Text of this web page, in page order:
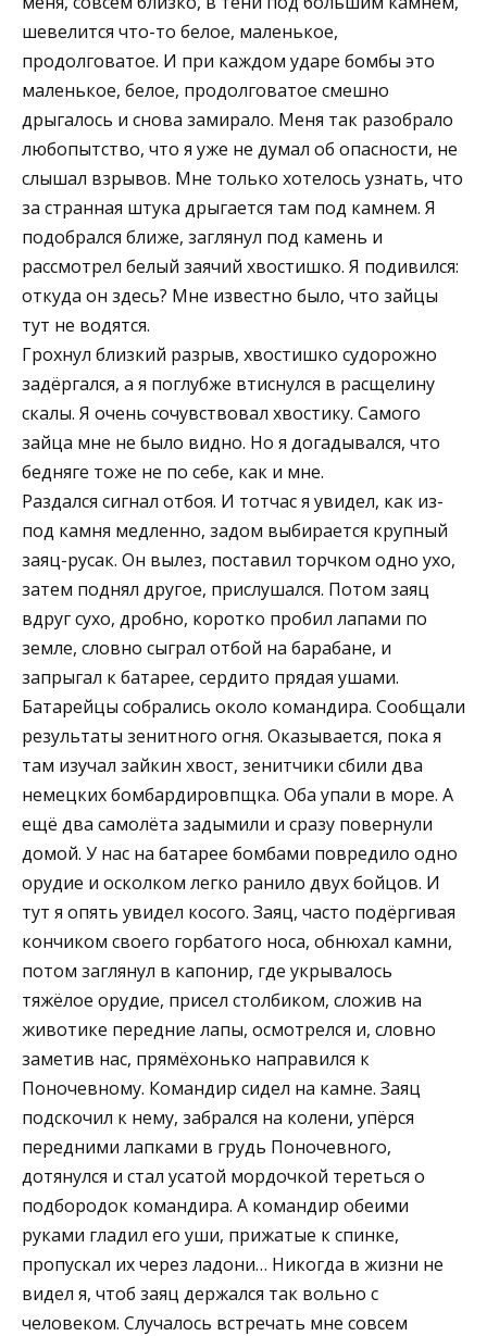
шевелится что-то белое, маленькое,
продолговатое. И при каждом ударе бомбы это
маленькое, белое, продолговатое смешно
дрыгалось и снова замирало. Меня так разобрало
любопытство, что я уже не думал об опасности, не
слышал взрывов. Мне только хотелось узнать, что
за странная штука дрыгается там под камнем. Я
подобрался ближе, заглянул под камень и
рассмотрел белый заячий хвостишко. Я подивился:
откуда он здесь? Мне известно было, что зайцы
тут не водятся.
Грохнул близкий разрыв, хвостишко судорожно
задёргался, а я поглубже втиснулся в расщелину
скалы. Я очень сочувствовал хвостику. Самого
зайца мне не было видно. Но я догадывался, что
бедняге тоже не по себе, как и мне.
Раздался сигнал отбоя. И тотчас я увидел, как из-
под камня медленно, задом выбирается крупный
заяц-русак. Он вылез, поставил торчком одно ухо,
затем поднял другое, прислушался. Потом заяц
вдруг сухо, дробно, коротко пробил лапами по
земле, словно сыграл отбой на барабане, и
запрыгал к батарее, сердито прядая ушами.
Батарейцы собрались около командира. Сообщали
результаты зенитного огня. Оказывается, пока я
там изучал зайкин хвост, зенитчики сбили два
немецких бомбардировпщка. Оба упали в море. А
ещё два самолёта задымили и сразу повернули
домой. У нас на батарее бомбами повредило одно
орудие и осколком легко ранило двух бойцов. И
тут я опять увидел косого. Заяц, часто подёргивая
кончиком своего горбатого носа, обнюхал камни,
потом заглянул в капонир, где укрывалось
тяжёлое орудие, присел столбиком, сложив на
животике передние лапы, осмотрелся и, словно
заметив нас, прямёхонько направился к
Поночевному. Командир сидел на камне. Заяц
подскочил к нему, забрался на колени, упёрся
передними лапками в грудь Поночевного,
дотянулся и стал усатой мордочкой тереться о
подбородок командира. А командир обеими
руками гладил его уши, прижатые к спинке,
пропускал их через ладони… Никогда в жизни не
видел я, чтоб заяц держался так вольно с
человеком. Случалось встречать мне совсем